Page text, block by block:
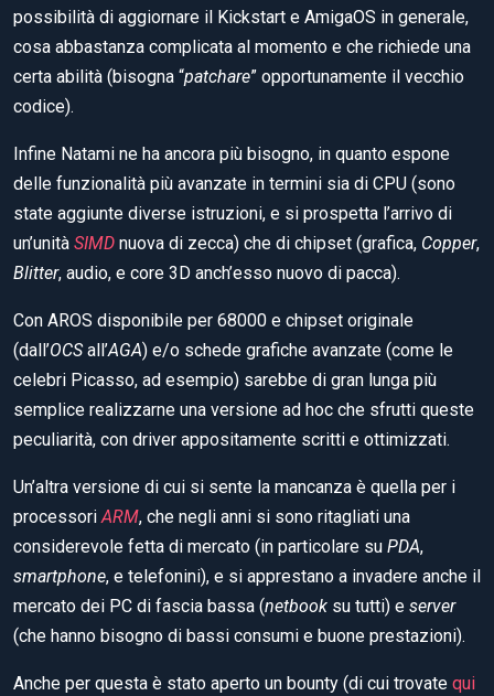
possibilità di aggiornare il Kickstart e AmigaOS in generale,
cosa abbastanza complicata al momento e che richiede una
certa abilità (bisogna “patchare” opportunamente il vecchio
codice).
Infine Natami ne ha ancora più bisogno, in quanto espone
delle funzionalità più avanzate in termini sia di CPU (sono
state aggiunte diverse istruzioni, e si prospetta l’arrivo di
un’unità SIMD nuova di zecca) che di chipset (grafica, Copper,
Blitter, audio, e core 3D anch’esso nuovo di pacca).
Con AROS disponibile per 68000 e chipset originale
(dall’OCSall’AGA) e/o schede grafiche avanzate (come le
celebri Picasso, ad esempio) sarebbe di gran lunga più
semplice realizzarne una versione ad hoc che sfrutti queste
peculiarità, con driver appositamente scritti e ottimizzati.
Un’altra versione di cui si sente la mancanza è quella per i
processoriARM, che negli anni si sono ritagliati una
considerevole fetta di mercato (in particolare su PDA,
smartphone, e telefonini), e si apprestano a invadere anche il
mercato dei PC di fascia bassa (netbook su tutti) e server
(che hanno bisogno di bassi consumi e buone prestazioni).
Anche per questa è stato aperto un bounty (di cui trovate qui